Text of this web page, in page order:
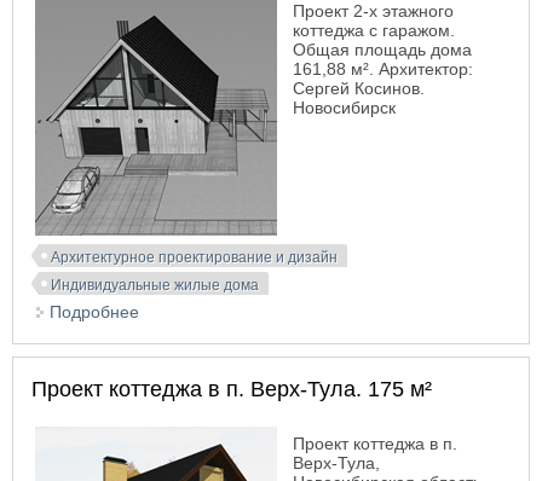
Проект 2-х этажного
коттеджа с гаражом.
Общая площадь дома
161,88 м². Архитектор:
Сергей Косинов.
Новосибирск
Архитектурное проектирование и дизайн
Индивидуальные жилые дома
Подробнее
Проект коттеджа в п. Верх-Тула. 175 м²
Проект коттеджа в п.
Верх-Тула,